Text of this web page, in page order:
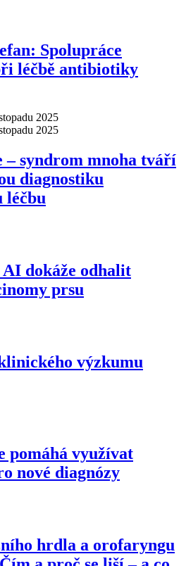
Spolupráce
léčbě antibiotiky
2025
2025
–⁠ syndrom mnoha tváří
diagnostiku
léčbu
AI dokáže odhalit
prsu
výzkumu
pomáhá využívat
nové diagnózy
hrdla a orofaryngu